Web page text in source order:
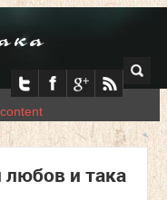
любов и така